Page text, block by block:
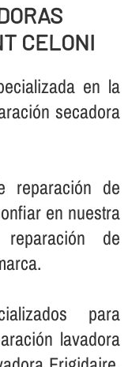
CELONI
en la
secadora
reparación de
en nuestra
de
para
lavadora